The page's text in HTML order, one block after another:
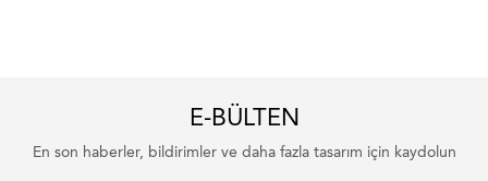
E-BÜLTEN
En son haberler, bildirimler ve daha fazla tasarım için kaydolun